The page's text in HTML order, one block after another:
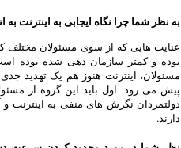
به نظر شما چرا نگاه ایجابی به اینترنت
عنایت هایی که از سوی مسئولان
بوده و کمتر سازمان دهی شده بوده
مسئولان، اینترنت هنوز هم یک تهدید
پیش می رود. اول باید این گروه از
دولتمردان نگرش های منفی به اینترنت و
دارند.